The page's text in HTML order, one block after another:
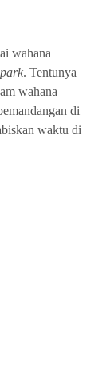
wahana
. Tentunya
wahana
di
waktu di